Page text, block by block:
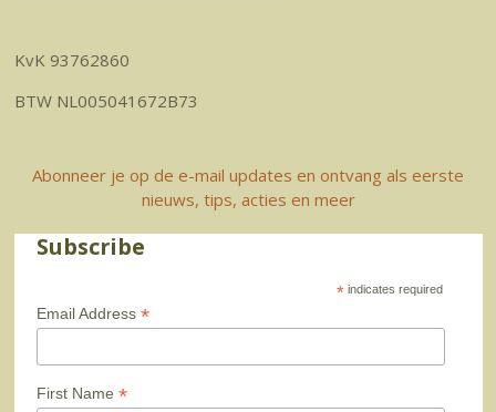
KvK 93762860
BTW NL005041672B73
Abonneer je op de e-mail updates en ontvang als eerste
nieuws, tips, acties en meer
Subscribe
* indicates required
Email Address *
First Name *